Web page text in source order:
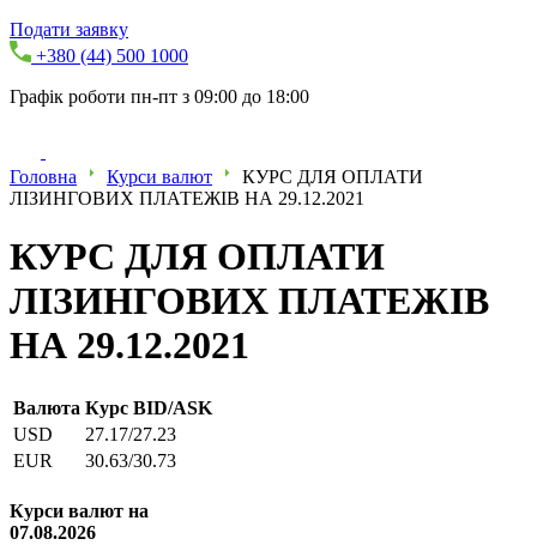
Подати заявку
+380 (44) 500 1000
Графік роботи пн-пт з 09:00 до 18:00
Головна Курси валют
КУРС ДЛЯ ОПЛАТИ
ЛІЗИНГОВИХ ПЛАТЕЖІВ НА 29.12.2021
КУРС ДЛЯ ОПЛАТИ
ЛІЗИНГОВИХ ПЛАТЕЖІВ
НА 29.12.2021
Валюта Курс BID/ASK
USD
27.17/27.23
EUR
30.63/30.73
Курси валют на
07.08.2026